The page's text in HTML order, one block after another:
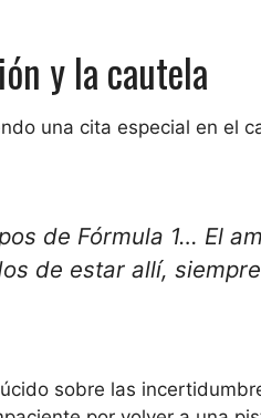
y la cautela
una cita especial en el
de Fórmula 1… El
de estar allí,
sobre las